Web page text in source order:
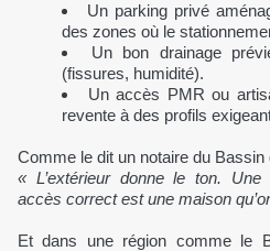
Un parking privé
des zones où le
Un bon drainage
(fissures, humidité).
Un accès PMR ou
revente à des profils
Comme le dit un notaire du Bassin
« L’extérieur donne le ton.
accès correct est une maison
Et dans une région comme le